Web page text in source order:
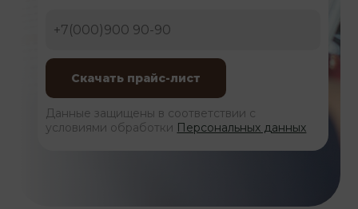
Данные защищены в соответствии с
условиями обработки Персональных данных